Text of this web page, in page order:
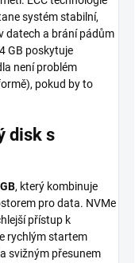
systém stabilní,
datech a brání pádům
GB poskytuje
není problém
pokud by to
disk s
, který kombinuje
pro data. NVMe
přístup k
rychlým startem
svižným přesunem